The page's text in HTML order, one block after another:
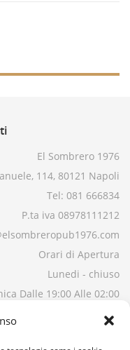
El Sombrero 1976
114, 80121 Napoli
Tel: 081 666834
P.ta iva 08978111212
Orari di Apertura
Lunedi - chiuso
Dalle 19:00 Alle 02:00